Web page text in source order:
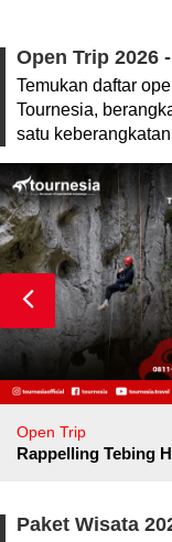
Open Trip 2026
Temukan daftar
Tournesia,
satu
Open Trip
Rappelling Tebing
Paket Wisata